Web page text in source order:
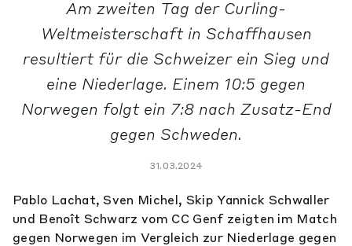
Am zweiten Tag der Curling-
Weltmeisterschaft in Schaffhausen
resultiert für die Schweizer ein Sieg und
eine Niederlage. Einem 10:5 gegen
Norwegen folgt ein 7:8 nach Zusatz-End
gegen Schweden.
31.03.2024
Pablo Lachat, Sven Michel, Skip Yannick Schwaller
und Benoît Schwarz vom CC Genf zeigten im Match
gegen Norwegen im Vergleich zur Niederlage gegen